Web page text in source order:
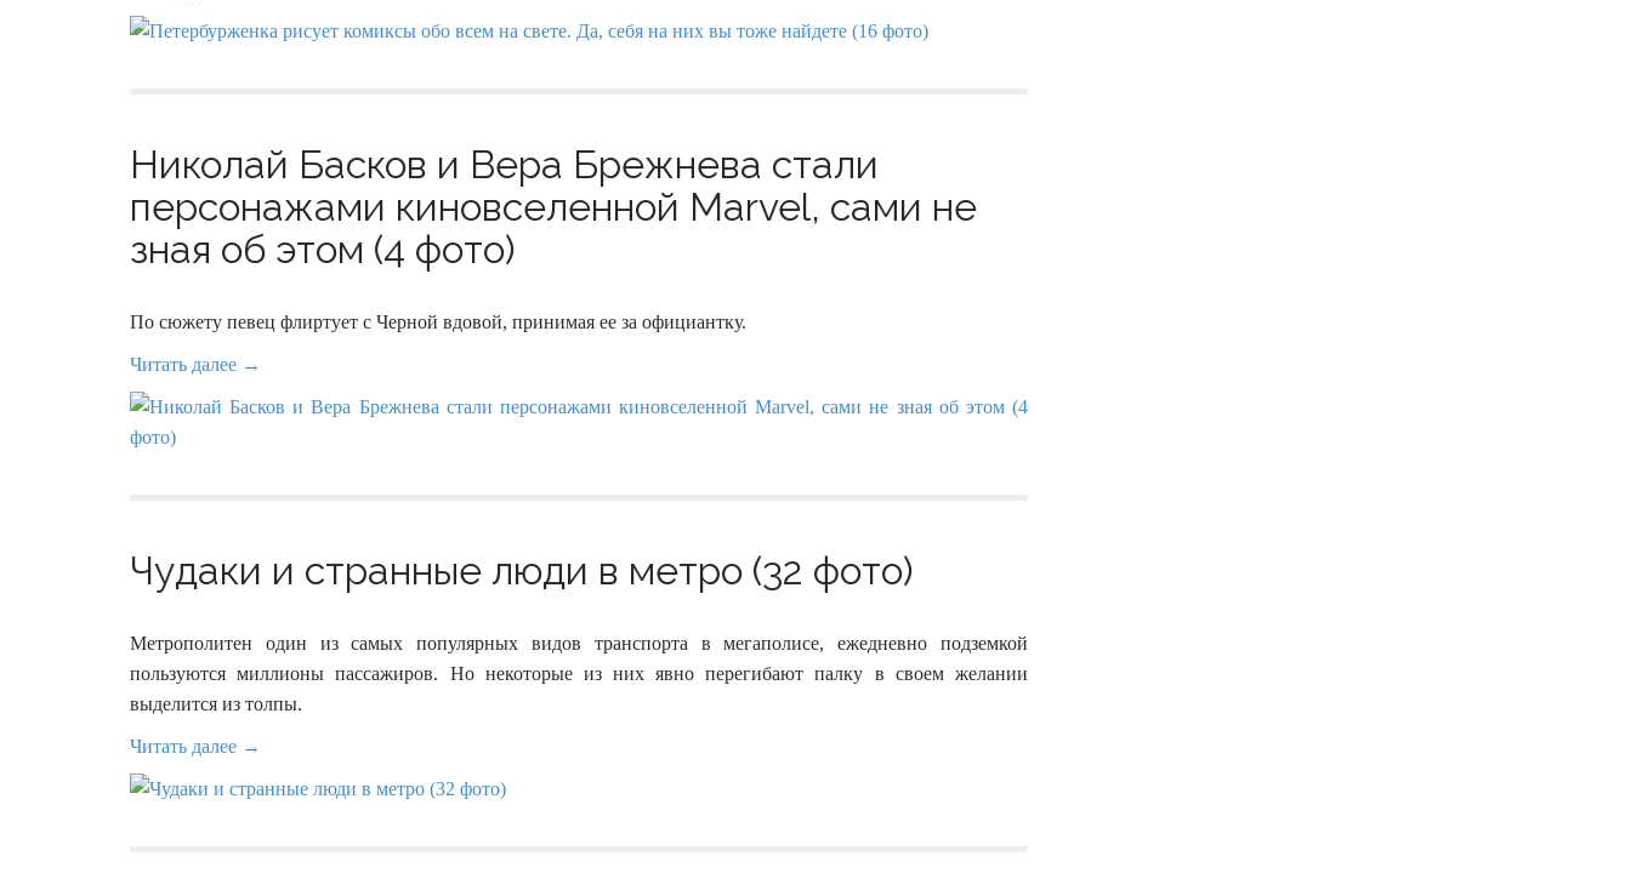
Николай Басков и Вера Брежнева стали
персонажами киновселенной Marvel, сами не
зная об этом (4 фото)
По сюжету певец флиртует с Черной вдовой, принимая ее за официантку.
Читать далее →
Чудаки и странные люди в метро (32 фото)
Метрополитен один из самых популярных видов транспорта в мегаполисе, ежедневно подземкой
пользуются миллионы пассажиров. Но некоторые из них явно перегибают палку в своем желании
выделится из толпы.
Читать далее →